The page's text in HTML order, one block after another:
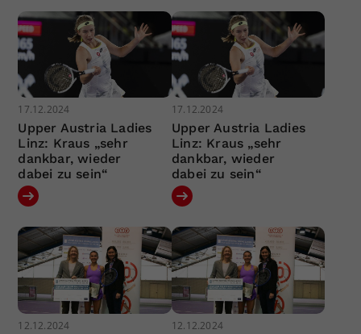
17.12.2024
Upper Austria Ladies
Linz: Kraus „sehr
dankbar, wieder
dabei zu sein“
17.12.2024
Upper Austria Ladies
Linz: Kraus „sehr
dankbar, wieder
dabei zu sein“
12.12.2024 12.12.2024